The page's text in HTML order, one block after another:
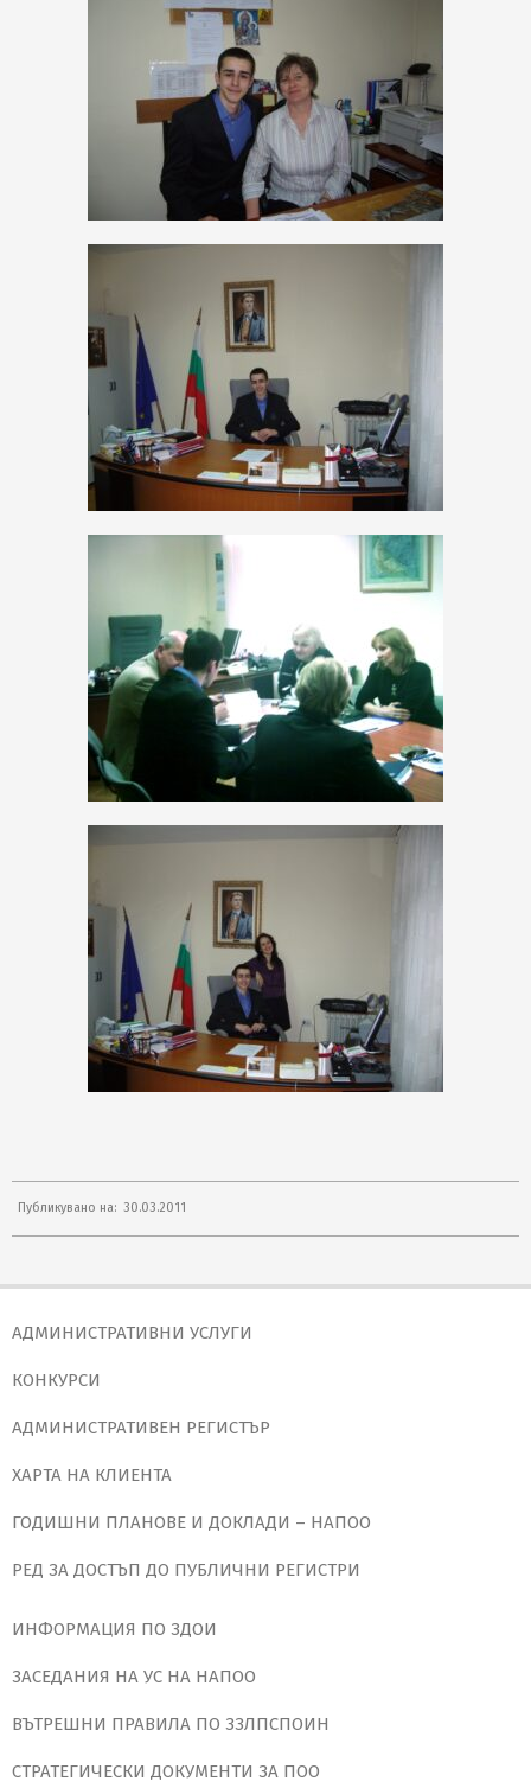
Публикувано на: 30.03.2011
АДМИНИСТРАТИВНИ УСЛУГИ
КОНКУРСИ
АДМИНИСТРАТИВЕН РЕГИСТЪР
ХАРТА НА КЛИЕНТА
ГОДИШНИ ПЛАНОВЕ И ДОКЛАДИ – НАПОО
РЕД ЗА ДОСТЪП ДО ПУБЛИЧНИ РЕГИСТРИ
ИНФОРМАЦИЯ ПО ЗДОИ
ЗАСЕДАНИЯ НА УС НА НАПОО
ВЪТРЕШНИ ПРАВИЛА ПО ЗЗЛПСПОИН
СТРАТЕГИЧЕСКИ ДОКУМЕНТИ ЗА ПОО